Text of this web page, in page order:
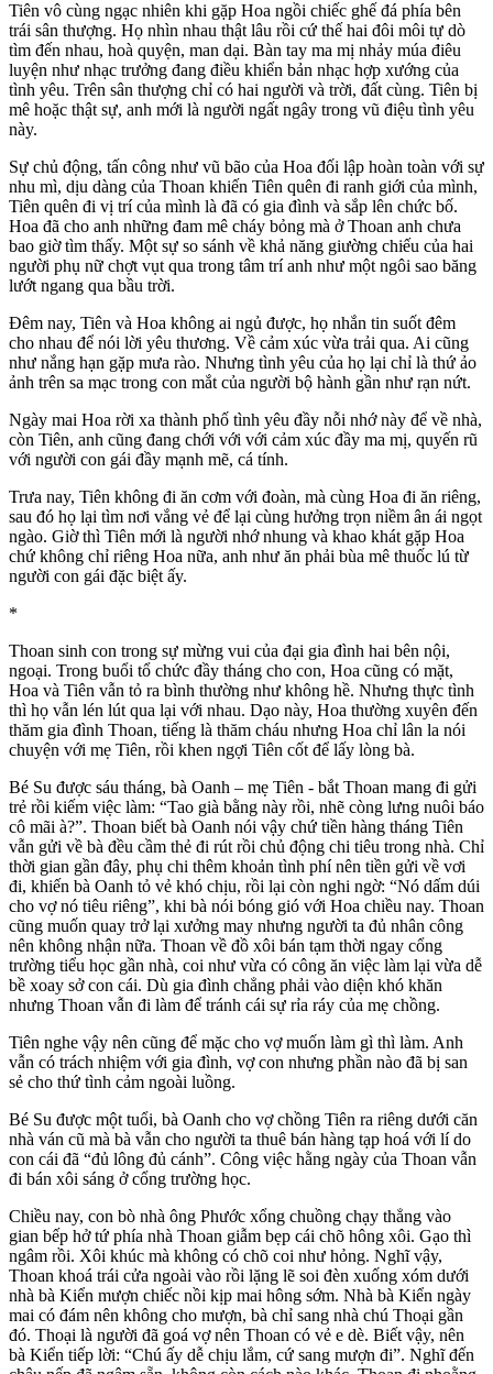
Tiên vô cùng ngạc nhiên khi gặp Hoa ngồi chiếc ghế đá phía bên
trái sân thượng. Họ nhìn nhau thật lâu rồi cứ thế hai đôi môi tự dò
tìm đến nhau, hoà quyện, man dại. Bàn tay ma mị nhảy múa điêu
luyện như nhạc trưởng đang điều khiển bản nhạc hợp xướng của
tình yêu. Trên sân thượng chỉ có hai người và trời, đất cùng. Tiên bị
mê hoặc thật sự, anh mới là người ngất ngây trong vũ điệu tình yêu
này.
Sự chủ động, tấn công như vũ bão của Hoa đối lập hoàn toàn với sự
nhu mì, dịu dàng của Thoan khiến Tiên quên đi ranh giới của mình,
Tiên quên đi vị trí của mình là đã có gia đình và sắp lên chức bố.
Hoa đã cho anh những đam mê cháy bỏng mà ở Thoan anh chưa
bao giờ tìm thấy. Một sự so sánh về khả năng giư‌ּờng chi‌ּếu của hai
người phụ nữ chợt vụt qua trong tâm trí anh như một ngôi sao băng
lướt ngang qua bầu trời.
Đêm nay, Tiên và Hoa không ai ngủ được, họ nhắn tin suốt đêm
cho nhau để nói lời yêu thương. Về cảm xúc vừa trải qua. Ai cũng
như nắng hạn gặp mưa rào. Nhưng tình yêu của họ lại chỉ là thứ ảo
ảnh trên sa mạc trong con mắt của người bộ hành gần như rạn nứt.
Ngày mai Hoa rời xa thành phố tình yêu đầy nỗi nhớ này để về nhà,
còn Tiên, anh cũng đang chới với với cảm xúc đầy ma mị, quyến rũ
với người con gái đầy mạnh mẽ, cá tính.
Trưa nay, Tiên không đi ăn cơm với đoàn, mà cùng Hoa đi ăn riêng,
sau đó họ lại tìm nơi vắng vẻ để lại cùng hưởng trọn niềm â‌ּn á‌ּi ngọt
ngào. Giờ thì Tiên mới là người nhớ nhung và khao khát gặp Hoa
chứ không chỉ riêng Hoa nữa, anh như ăn phải bùa mê thuốc lú từ
người con gái đặc biệt ấy.
*
Thoan sinh con trong sự mừng vui của đại gia đình hai bên nội,
ngoại. Trong buổi tổ chức đầy tháng cho con, Hoa cũng có mặt,
Hoa và Tiên vẫn tỏ ra bình thường như không hề. Nhưng thực tình
thì họ vẫn lén lút qua lại với nhau. Dạo này, Hoa thường xuyên đến
thăm gia đình Thoan, tiếng là thăm cháu nhưng Hoa chỉ lân la nói
chuyện với mẹ Tiên, rồi khen ngợi Tiên cốt để lấy lòng bà.
Bé Su được sáu tháng, bà Oanh – mẹ Tiên - bắt Thoan mang đi gửi
trẻ rồi kiếm việc làm: “Tao già bằng này rồi, nhẽ còng lưng nuôi báo
cô mãi à?”. Thoan biết bà Oanh nói vậy chứ tiền hàng tháng Tiên
vẫn gửi về bà đều cầm thẻ đi rút rồi chủ động chi tiêu trong nhà. Chỉ
thời gian gần đây, phụ chi thêm khoản tình phí nên tiền gửi về vơi
đi, khiến bà Oanh tỏ vẻ khó chịu, rồi lại còn nghi ngờ: “Nó dấm dúi
cho vợ nó tiêu riêng”, khi bà nói bóng gió với Hoa chiều nay. Thoan
cũng muốn quay trở lại xưởng may nhưng người ta đủ nhân công
nên không nhận nữa. Thoan về đồ xôi bán tạm thời ngay cổng
trường tiểu học gần nhà, coi như vừa có công ăn việc làm lại vừa dễ
bề xoay sở con cái. Dù gia đình chẳng phải vào diện khó khăn
nhưng Thoan vẫn đi làm để tránh cái sự rỉa ráy của mẹ chồng.
Tiên nghe vậy nên cũng để mặc cho vợ muốn làm gì thì làm. Anh
vẫn có trách nhiệm với gia đình, vợ con nhưng phần nào đã bị san
sẻ cho thứ tình cảm ngoài luồng.
Bé Su được một tuổi, bà Oanh cho vợ chồng Tiên ra riêng dưới căn
nhà ván cũ mà bà vẫn cho người ta thuê bán hàng tạp hoá với lí do
con cái đã “đủ lông đủ cánh”. Công việc hằng ngày của Thoan vẫn
đi bán xôi sáng ở cổng trường học.
Chiều nay, con bò nhà ông Phước xổng chuồng chạy thẳng vào
gian bếp hở tứ phía nhà Thoan giẫm bẹp cái chõ hông xôi. Gạo thì
ngâm rồi. Xôi khúc mà không có chõ coi như hỏng. Nghĩ vậy,
Thoan khoá trái cửa ngoài vào rồi lặng lẽ soi đèn xuống xóm dưới
nhà bà Kiển mượn chiếc nồi kịp mai hông sớm. Nhà bà Kiển ngày
mai có đám nên không cho mượn, bà chỉ sang nhà chú Thoại gần
đó. Thoại là người đã goá vợ nên Thoan có vẻ e dè. Biết vậy, nên
bà Kiển tiếp lời: “Chú ấy dễ chịu lắm, cứ sang mượn đi”. Nghĩ đến